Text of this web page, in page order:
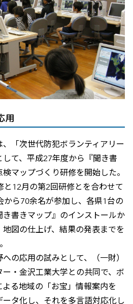
用
「次世代防犯ボランティアリー
て、平成27年度から『聞き書
マップづくり研修を開始した。
12月の第2回研修とを合わせて
から70余名が参加し、各県1台の
書きマップ』のインストールか
図の仕上げ、結果の発表までを
の応用の試みとして、（一財）
・金沢工業大学との共同で、ボ
る地域の「お宝」情報案内を
ータ化し、それを多言語対応化し